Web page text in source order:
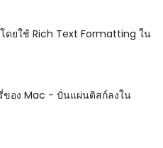
ดยใช้ Rich Text Formatting ใน
ของ Mac - ปั่นแผ่นดิสก์ลงใน